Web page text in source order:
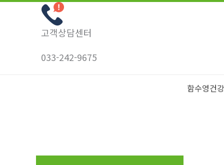
콘
고객상담센터
033-242-9675
함수영건